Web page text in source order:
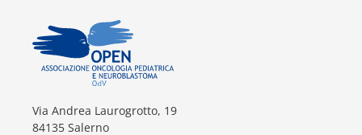
Via Andrea Laurogrotto, 19
84135 Salerno